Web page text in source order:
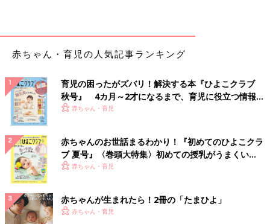
出典：Instagramアカウント「rei_tall_mama」
ダイソーの「すくいやすい食器」は一見変わった形で食べにくそ
うと思ってしまいますが、
この形がとても食べやすいんです！カーブにスプーンを添わせる
だけで子どもでもうまくすくうことができます。残り少なくなる
と大人でもすくいにくく感じることがありますが、この形状のお
赤ちゃん・育児の人気記事ランキング
育児の困ったがズバリ！解決する本『ひよこクラブ
秋号』 4カ月～2才になるまで、育児に役立つ情報が
いっぱい！
赤ちゃん・育児
赤ちゃんのお世話まるわかり！『初めてのひよこクラ
ブ 夏号』〈巻頭大特集〉初めての授乳がうまくい
く！ おっぱい・ミルクの基本と夏のトラブル 解決テ
赤ちゃん・育児
赤ちゃんが生まれたら！2冊の「たまひよ」
赤ちゃん・育児